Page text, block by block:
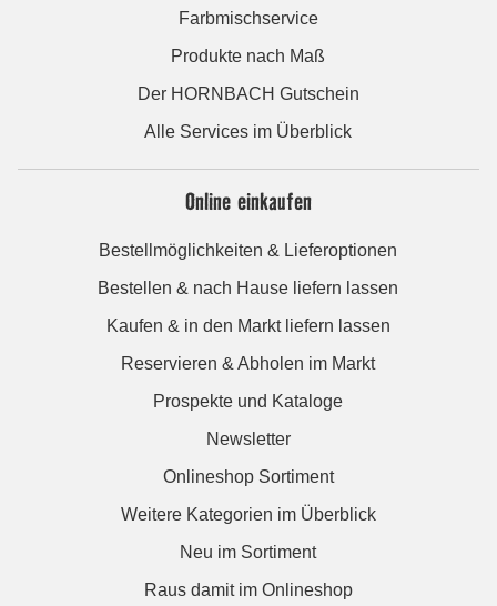
Farbmischservice
Produkte nach Maß
Der HORNBACH Gutschein
Alle Services im Überblick
Online einkaufen
Bestellmöglichkeiten & Lieferoptionen
Bestellen & nach Hause liefern lassen
Kaufen & in den Markt liefern lassen
Reservieren & Abholen im Markt
Prospekte und Kataloge
Newsletter
Onlineshop Sortiment
Weitere Kategorien im Überblick
Neu im Sortiment
Raus damit im Onlineshop